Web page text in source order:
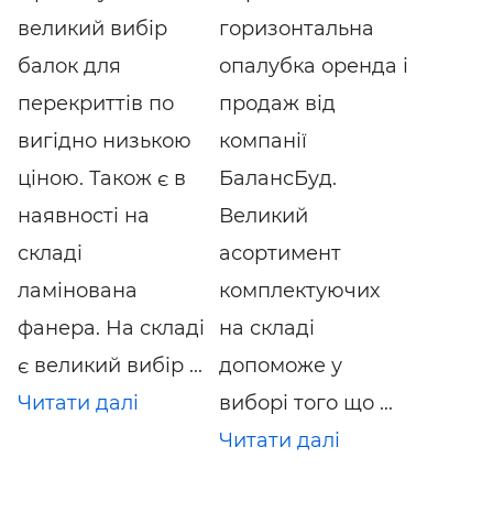
великий вибір
балок для
перекриттів по
вигідно низькою
ціною. Також є в
наявності на
складі
ламінована
фанера. На складі
є великий вибір ...
Читати далі
горизонтальна
опалубка оренда і
продаж від
компанії
БалансБуд.
Великий
асортимент
комплектуючих
на складі
допоможе у
виборі того що ...
Читати далі